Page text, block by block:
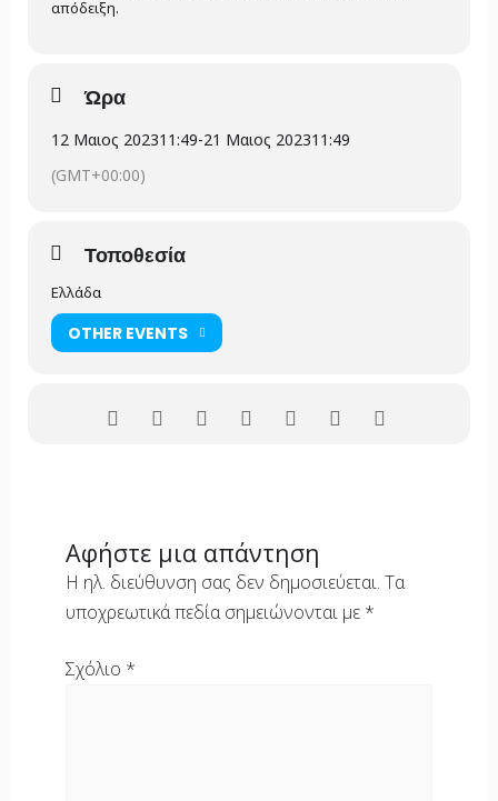
απόδειξη.
Ώρα
12 Μαιος 202311:49-21 Μαιος 202311:49
(GMT+00:00)
Τοποθεσία
Ελλάδα
OTHER EVENTS
Αφήστε μια απάντηση
Η ηλ. διεύθυνση σας δεν δημοσιεύεται. Τα
υποχρεωτικά πεδία σημειώνονται με *
Σχόλιο *